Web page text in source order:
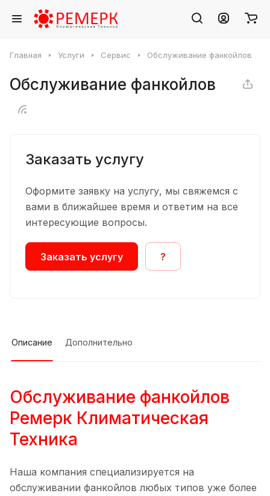
Главная Услуги Сервис Обслуживание фанкойлов
Обслуживание фанкойлов
Заказать услугу
Оформите заявку на услугу, мы свяжемся с
вами в ближайшее время и ответим на все
интересующие вопросы.
Заказать услугу ?
Описание Дополнительно
Обслуживание фанкойлов
Ремерк Климатическая
Техника
Наша компания специализируется на
обслуживании фанкойлов любых типов уже более